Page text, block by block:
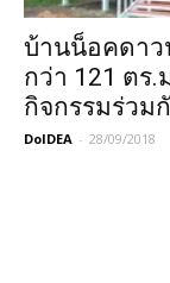
บ้านน็อคดา
กว่า 121 ตร.
กิจกรรมร่วม
DoIDEA - 28/09/2018